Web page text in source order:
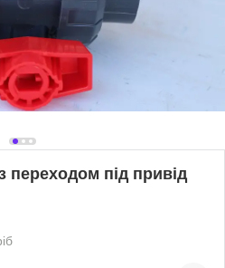
переходом під привід